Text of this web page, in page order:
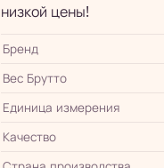
низкой цены!
Бренд
Вес Брутто
Единица измерения
Качество